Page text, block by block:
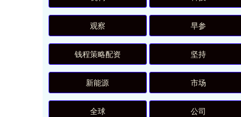
观察 早参
钱程策略配资 坚持
新能源 市场
全球 公司